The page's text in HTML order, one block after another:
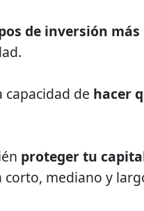
de inversión más
capacidad de hacer
proteger tu
corto, mediano y